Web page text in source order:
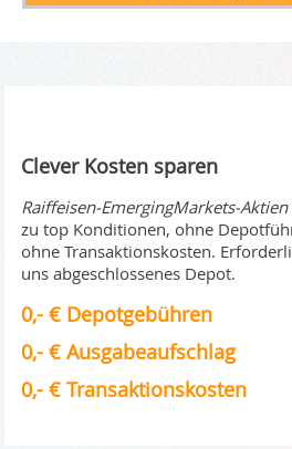
Clever Kosten sparen
Raiffeisen-EmergingMarkets-Aktien
zu top Konditionen, ohne
ohne Transaktionskosten.
uns abgeschlossenes Depot.
0,- € Depotgebühren
0,- € Ausgabeaufschlag
0,- € Transaktionskosten